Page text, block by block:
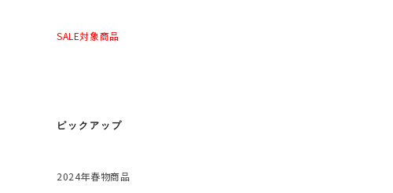
SALE対象商品
ピックアップ
2024年春物商品